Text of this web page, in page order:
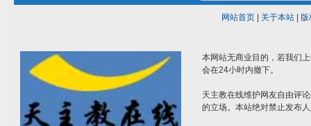
网站首页| 关于本站| 版
本网站无商业目的，若我们
会在24小时内撤下。
天主教在线维护网友自由评
的立场。本站绝对禁止发布